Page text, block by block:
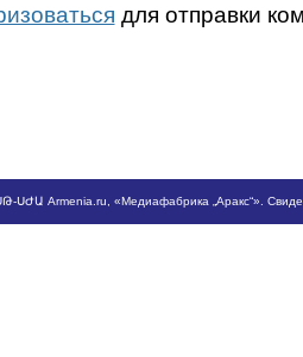
для отправки
-ՍԺԱ Armenia.ru , «Медиафабрика „Аракс“».